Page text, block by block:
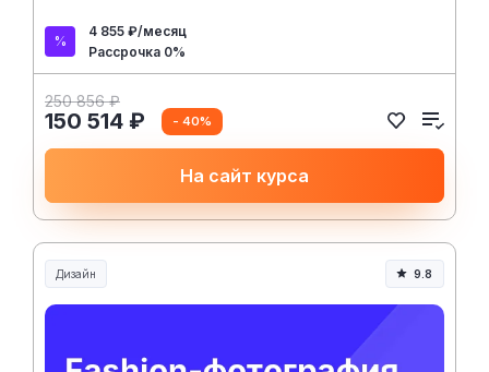
4 855 ₽/месяц
Рассрочка 0%
250 856 ₽
150 514 ₽ - 40%
На сайт курса
Дизайн 9.8